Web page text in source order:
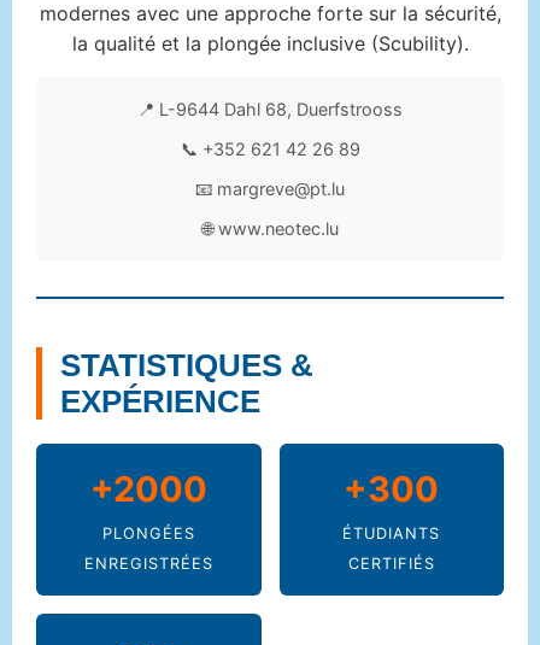
modernes avec une approche forte sur la sécurité,
la qualité et la plongée inclusive (Scubility).
📍 L-9644 Dahl 68, Duerfstrooss
📞 +352 621 42 26 89
📧 margreve@pt.lu
🌐 www.neotec.lu
STATISTIQUES &
EXPÉRIENCE
+2000
PLONGÉES
ENREGISTRÉES
+300
ÉTUDIANTS
CERTIFIÉS